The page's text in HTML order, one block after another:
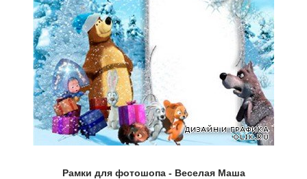
Рамки для фотошопа - Веселая Маша